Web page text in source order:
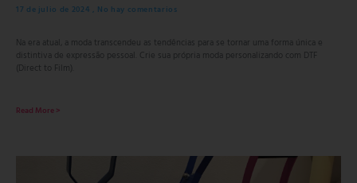
17 de julio de 2024 No hay comentarios
Na era atual, a moda transcendeu as tendências para se tornar uma forma única e
distintiva de expressão pessoal. Crie sua própria moda personalizando com DTF
(Direct to Film).
Read More >